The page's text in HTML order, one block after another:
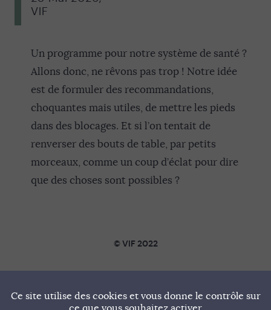
VIF
Un programme pour notre système de santé ?
Allons donc, ne rêvons pas trop ! Notre idée
est de formuler des recommandations,
choquantes mais utiles, de mettre les pieds
dans des blocages. Et si l’on tentait de
renverser des bouts de table, par petits
morceaux, comme un coup d’éclat pour dire
que des choses sont possibles ?
© VIF 2022
SOUTENIR VIF
NOTRE MANIFESTE
Ce site utilise des cookies et vous donne le contrôle sur